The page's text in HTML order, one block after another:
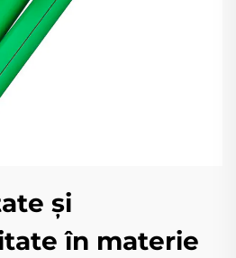
și
în materie